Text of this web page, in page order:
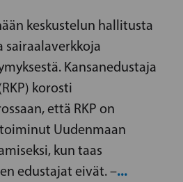
keskustelun hallitusta
sairaalaverkkoja
Kansanedustaja
korosti
että RKP on
Uudenmaan
kun taas
edustajat eivät. –...